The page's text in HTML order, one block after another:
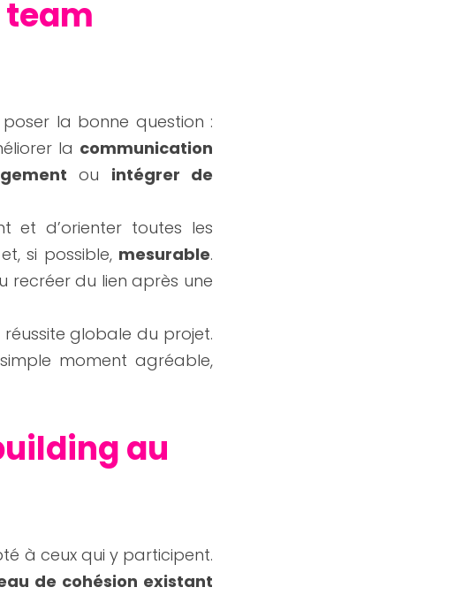
team
la communication
ou intégrer de
et d’orienter toutes les
et, si possible, mesurable.
recréer du lien après une
globale du projet.
moment agréable,
au
à ceux qui y participent.
de cohésion existant